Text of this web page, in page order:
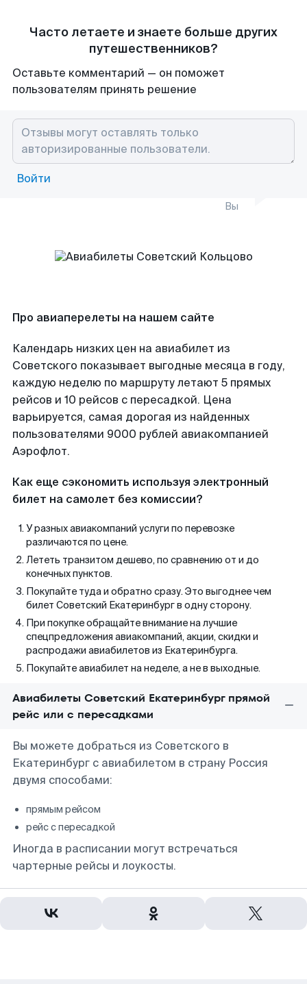
Часто летаете и знаете больше других
путешественников?
Оставьте комментарий — он поможет
пользователям принять решение
Войти
Вы
Про авиаперелеты на нашем сайте
Календарь низких цен на авиабилет из
Советского показывает выгодные месяца в году,
каждую неделю по маршруту летают 5 прямых
рейсов и 10 рейсов с пересадкой. Цена
варьируется, самая дорогая из найденных
пользователями 9000 рублей авиакомпанией
Аэрофлот.
Как еще сэкономить используя электронный
билет на самолет без комиссии?
У разных авиакомпаний услуги по перевозке
различаются по цене.
Лететь транзитом дешево, по сравнению от и до
конечных пунктов.
Покупайте туда и обратно сразу. Это выгоднее чем
билет Советский Екатеринбург в одну сторону.
При покупке обращайте внимание на лучшие
спецпредложения авиакомпаний, акции, скидки и
распродажи авиабилетов из Екатеринбурга.
Покупайте авиабилет на неделе, а не в выходные.
Авиабилеты Советский Екатеринбург прямой
рейс или с пересадками
Вы можете добраться из Советского в
Екатеринбург с авиабилетом в страну Россия
двумя способами:
прямым рейсом
рейс с пересадкой
Иногда в расписании могут встречаться
чартерные рейсы и лоукосты.